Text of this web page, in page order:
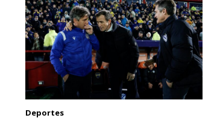
Deportes